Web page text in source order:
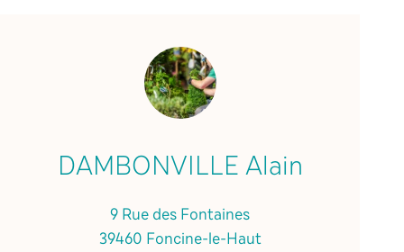
DAMBONVILLE Alain
9 Rue des Fontaines
39460 Foncine-le-Haut